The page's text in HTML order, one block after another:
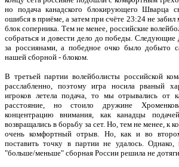
но подача канадского блокирующего Шварца
ошибся в приёме, а затем при счёте 23:24 не
блок соперника. Тем не менее, российские
собраться и довести дело до победы. Следующие
за россиянами, а победное очко было добыто
нашей сборной - блоком.
В третьей партии волейболисты российской
расслабленно, поэтому игра носила рваный
игроков летела подача, то мы отрывались от
расстояние, но стоило дружине
концентрацию внимания, как канадцы
возвращались в борьбу за сет. Но, тем не менее, к
очень комфортный отрыв. Но, как и во
поставить точку в партии не удалось.
"больше/меньше" сборная России решила не